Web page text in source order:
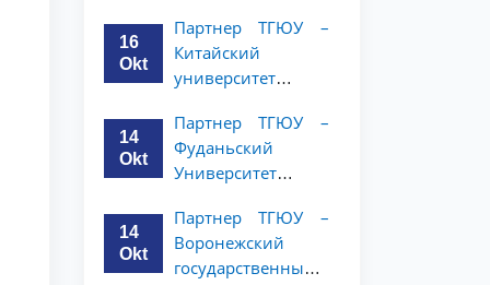
мобильности для
студентов 2–3
курсов ТГЮУ
академической
мобильности для
студентов 2–3
16
Okt
Партнер ТГЮУ –
Китайский
университет
и права объявляет
программу
академической
студентов 2–3
курсов ТГЮУ
14
Okt
Партнер ТГЮУ –
Фуданьский
Университет
программу
академической
мобильности для
14
Okt
Партнер ТГЮУ –
Воронежский
государственный